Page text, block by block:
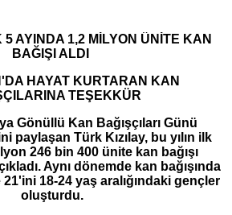
5 AYINDA 1,2 MİLYON ÜNİTE KAN
BAĞIŞI ALDI
HAYAT KURTARAN KAN
TEŞEKKÜR
Gönüllü Kan Bağışçıları Günü
paylaşan Türk Kızılay, bu yılın ilk
246 bin 400 ünite kan bağışı
Aynı dönemde kan bağışında
18-24 yaş aralığındaki gençler
oluşturdu.